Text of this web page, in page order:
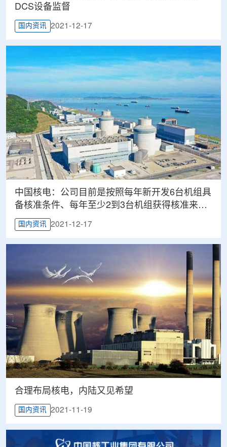
DCS设备监督
国内资讯 2021-12-17
中国核电：公司目前是按照每年新开发6台机组具
备核准条件、每年至少2到3台机组获得核准来开
展准备工作
国内资讯 2021-12-17
合理布局核电，内陆又见希望
国内资讯 2021-11-19